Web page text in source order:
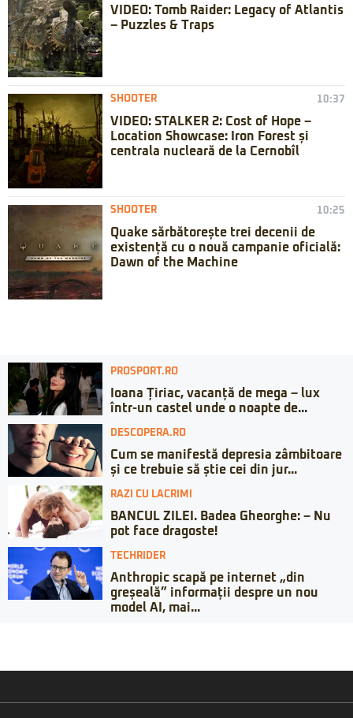
VIDEO: Tomb Raider: Legacy of Atlantis
– Puzzles & Traps
SHOOTER 10:37
VIDEO: STALKER 2: Cost of Hope –
Location Showcase: Iron Forest și
centrala nucleară de la Cernobîl
SHOOTER 10:25
Quake sărbătorește trei decenii de
existență cu o nouă campanie oficială:
Dawn of the Machine
PROSPORT.RO
Ioana Țiriac, vacanță de mega – lux
într-un castel unde o noapte de...
DESCOPERA.RO
Cum se manifestă depresia zâmbitoare
și ce trebuie să știe cei din jur...
RAZI CU LACRIMI
BANCUL ZILEI. Badea Gheorghe: – Nu
pot face dragoste!
TECHRIDER
Anthropic scapă pe internet „din
greșeală” informații despre un nou
model AI, mai...